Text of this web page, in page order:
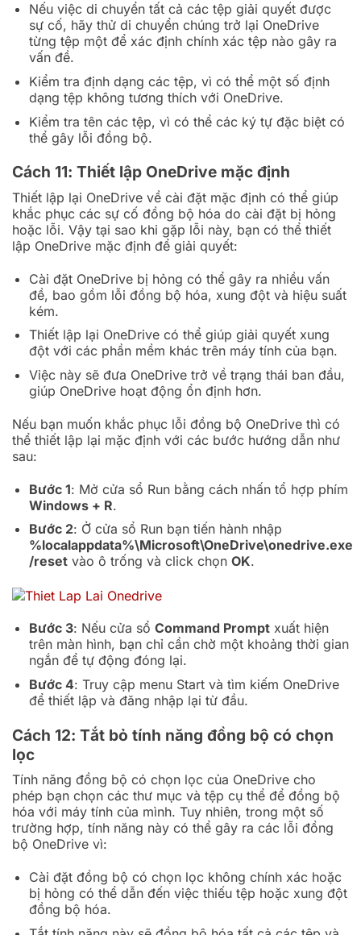
Nếu việc di chuyển tất cả các tệp giải quyết được
sự cố, hãy thử di chuyển chúng trở lại OneDrive
từng tệp một để xác định chính xác tệp nào gây ra
vấn đề.
Kiểm tra định dạng các tệp, vì có thể một số định
dạng tệp không tương thích với OneDrive.
Kiểm tra tên các tệp, vì có thể các ký tự đặc biệt có
thể gây lỗi đồng bộ.
Cách 11: Thiết lập OneDrive mặc định
Thiết lập lại OneDrive về cài đặt mặc định có thể giúp
khắc phục các sự cố đồng bộ hóa do cài đặt bị hỏng
hoặc lỗi. Vậy tại sao khi gặp lỗi này, bạn có thể thiết
lập OneDrive mặc định để giải quyết:
Cài đặt OneDrive bị hỏng có thể gây ra nhiều vấn
đề, bao gồm lỗi đồng bộ hóa, xung đột và hiệu suất
kém.
Thiết lập lại OneDrive có thể giúp giải quyết xung
đột với các phần mềm khác trên máy tính của bạn.
Việc này sẽ đưa OneDrive trở về trạng thái ban đầu,
giúp OneDrive hoạt động ổn định hơn.
Nếu bạn muốn khắc phục lỗi đồng bộ OneDrive thì có
thể thiết lập lại mặc định với các bước hướng dẫn như
sau:
Bước 1: Mở cửa sổ Run bằng cách nhấn tổ hợp phím
Windows + R.
Bước 2: Ở cửa sổ Run bạn tiến hành nhập
%localappdata%\Microsoft\OneDrive\onedrive.exe
/resetvào ô trống và click chọn OK.
Bước 3: Nếu cửa sổ Command Promptxuất hiện
trên màn hình, bạn chỉ cần chờ một khoảng thời gian
ngắn để tự động đóng lại.
Bước 4: Truy cập menu Start và tìm kiếm OneDrive
để thiết lập và đăng nhập lại từ đầu.
Cách 12: Tắt bỏ tính năng đồng bộ có chọn
lọc
Tính năng đồng bộ có chọn lọc của OneDrive cho
phép bạn chọn các thư mục và tệp cụ thể để đồng bộ
hóa với máy tính của mình. Tuy nhiên, trong một số
trường hợp, tính năng này có thể gây ra các lỗi đồng
bộ OneDrive vì:
Cài đặt đồng bộ có chọn lọc không chính xác hoặc
bị hỏng có thể dẫn đến việc thiếu tệp hoặc xung đột
đồng bộ hóa.